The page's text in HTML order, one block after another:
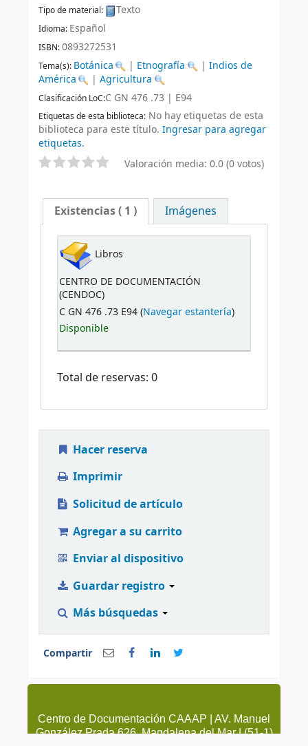
Tipo de material: Texto
Idioma: Español
ISBN:0893272531
Tema(s): Botánica | Etnografía | Indios de
América
|Agricultura
Clasificación LoC:C GN 476 .73 | E94
Etiquetas de esta biblioteca: No hay etiquetas de esta
biblioteca para este título. Ingresar para agregar
etiquetas.
Valoración media: 0.0 (0 votos)
Existencias( 1 ) Imágenes
Libros
CENTRO DE DOCUMENTACIÓN
(CENDOC)
C GN 476 .73 E94 (Navegar estantería)
Disponible
Total de reservas: 0
Hacer reserva
Imprimir
Solicitud de artículo
Agregar a su carrito
Enviar al dispositivo
Guardar registro
Más búsquedas
Compartir
Centro de Documentación CAAAP | AV. Manuel
González Prada 626, Magdalena del Mar | (51-1)